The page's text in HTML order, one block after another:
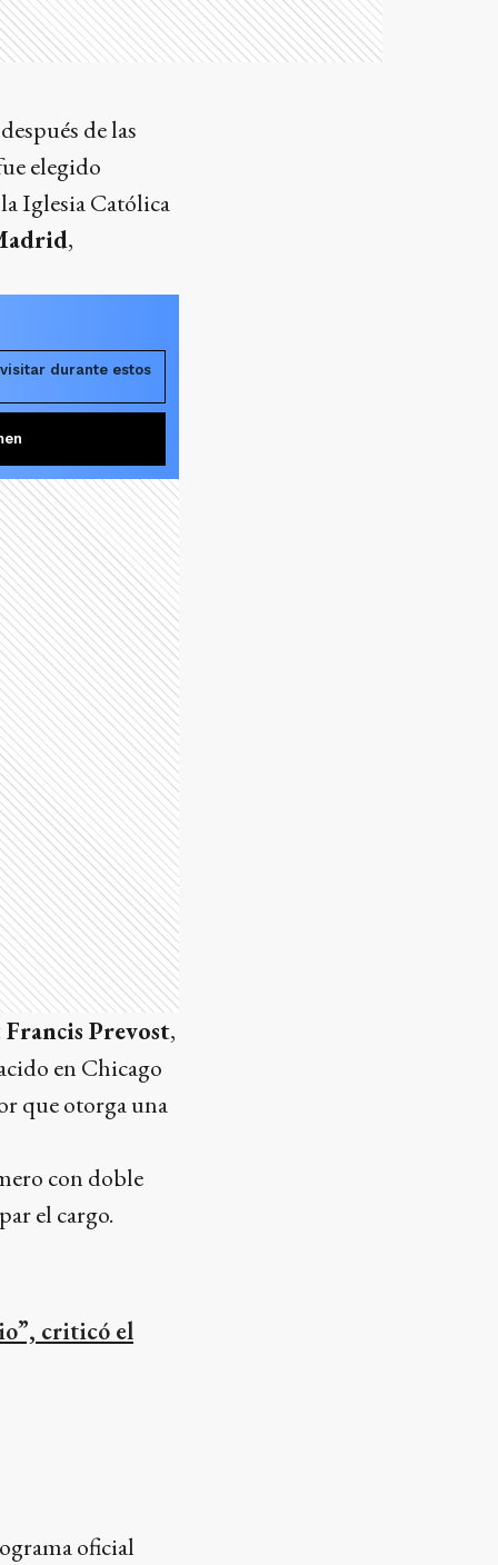
de las
elegido
Iglesia Católica
,
durante estos
Prevost,
en Chicago
que otorga una
con doble
el cargo.
criticó el
oficial